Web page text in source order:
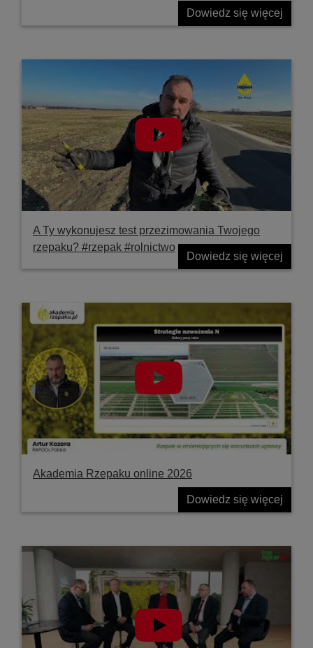
Dowiedz się więcej
A Ty wykonujesz test przezimowania Twojego
rzepaku? #rzepak #rolnictwo
Dowiedz się więcej
Akademia Rzepaku online 2026
Dowiedz się więcej